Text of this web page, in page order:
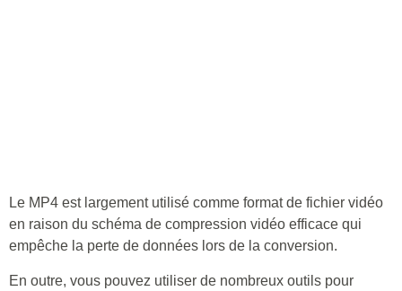
Le MP4 est largement utilisé comme format de fichier vidéo
en raison du schéma de compression vidéo efficace qui
empêche la perte de données lors de la conversion.
En outre, vous pouvez utiliser de nombreux outils pour